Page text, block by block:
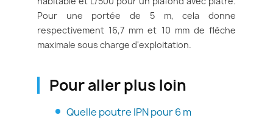
Pour une portée de 5 m, cela donne
respectivement 16,7 mm et 10 mm de flèche
maximale sous charge d'exploitation.
Pour aller plus loin
Quelle poutre IPN pour 6 m